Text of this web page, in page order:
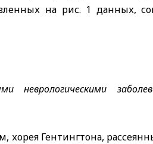
на рис. 1 данных,
неврологическими
Гентингтона,